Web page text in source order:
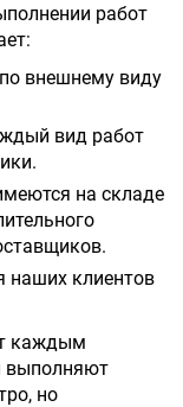
работ
внешнему виду
вид работ
на складе
наших клиентов
каждым
выполняют
но